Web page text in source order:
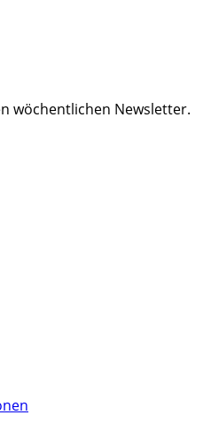
wöchentlichen Newsletter.